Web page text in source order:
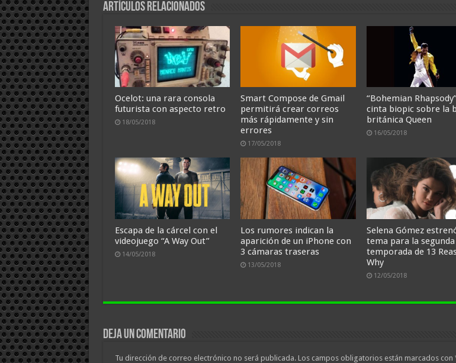
Artículos relacionados
Ocelot: una rara consola
futurista con aspecto retro
18/05/2018
Smart Compose de Gmail
permitirá crear correos
más rápidamente y sin
errores
17/05/2018
“Bohemian
cinta biopic sobre la
británica Queen
16/05/2018
Escapa de la cárcel con el
videojuego “A Way Out”
14/05/2018
Los rumores indican la
aparición de un iPhone con
3 cámaras traseras
13/05/2018
Selena Gómez
tema para la segunda
temporada de 13
Why
12/05/2018
Deja un comentario
Tu dirección de correo electrónico no será publicada.Los campos obligatorios están marcados con